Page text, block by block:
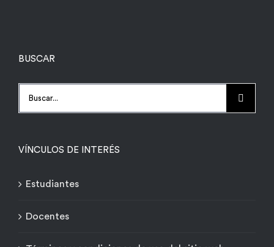
BUSCAR
Buscar:
VÍNCULOS DE INTERÉS
Estudiantes
Docentes